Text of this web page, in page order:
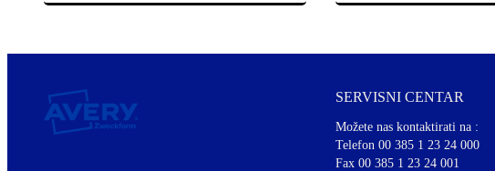
SERVISNI CENTAR
Možete nas kontaktirati na :
Telefon 00 385 1 23 24 000
Fax 00 385 1 23 24 001